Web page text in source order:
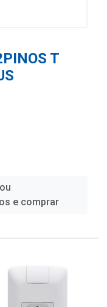
T
e comprar